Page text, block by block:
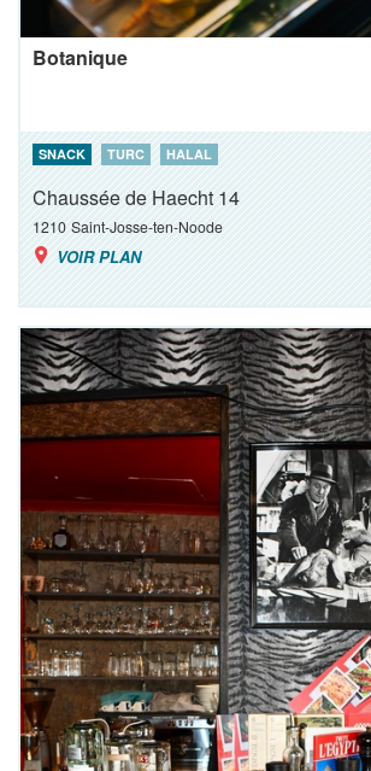
Botanique
SNACK TURC HALAL
Chaussée de Haecht 14
1210 Saint-Josse-ten-Noode
VOIR PLAN